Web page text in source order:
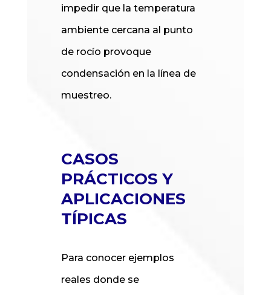
impedir que la temperatura
ambiente cercana al punto
de rocío provoque
condensación en la línea de
muestreo.
CASOS
PRÁCTICOS Y
APLICACIONES
TÍPICAS
Para conocer ejemplos
reales donde se